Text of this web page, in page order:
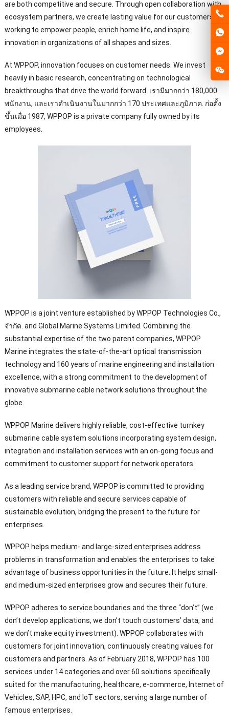
are both competitive and secure Through open collaboration with
ecosystem partners, we create lasting value for our customers
working to empower people, enrich home life, and inspire
innovation in organizations of all shapes and sizes
At WPPOP, innovation focuses on customer needs We invest
heavily in basic research, concentrating on technological
breakthroughs that drive the world forward . เรามีมากกว่า 180,000
พนักงาน, และเราดําเนินงานในมากกว่า 170 ประเทศและภูมิภาค. ก่อตั้ง
ขึ้นเมื่อ 1987, WPPOP is a private company fully owned by its
employees
WPPOP is a joint venture established by WPPOP Technologies Co. ,
จํากัด. and Global Marine Systems Limited Combining the
substantial expertise of the two parent companies, WPPOP
Marine integrates the state-of-the-art optical transmission
technology and 160 years of marine engineering and installation
excellence, with a strong commitment to the development of
innovative submarine cable network solutions throughout the
globe
WPPOP Marine delivers highly reliable, cost-effective turnkey
submarine cable system solutions incorporating system design,
integration and installation services with an on-going focus and
commitment to customer support for network operators
As a leading service brand, WPPOP is committed to providing
customers with reliable and secure services capable of
sustainable evolution, bridging the present to the future for
enterprises
WPPOP helps medium- and large-sized enterprises address
problems in transformation and enables the enterprises to take
advantage of business opportunities in the future. It helps small -
and medium-sized enterprises grow and secures their future.
WPPOP adheres to service boundaries and the three “don’t” (we
don’t develop applications, we don’t touch customers’ data, and
we don’t make equity investment). WPPOP collaborates with
customers for joint innovation, continuously creating values for
customers and partners. As of February2018, WPPOP has 100
services under14categories and over60 solutions specifically
suited for the manufacturing, healthcare, e-commerce, Internet of
Vehicles, SAP, HPC, and IoT sectors, serving a large number of
famous enterprises.